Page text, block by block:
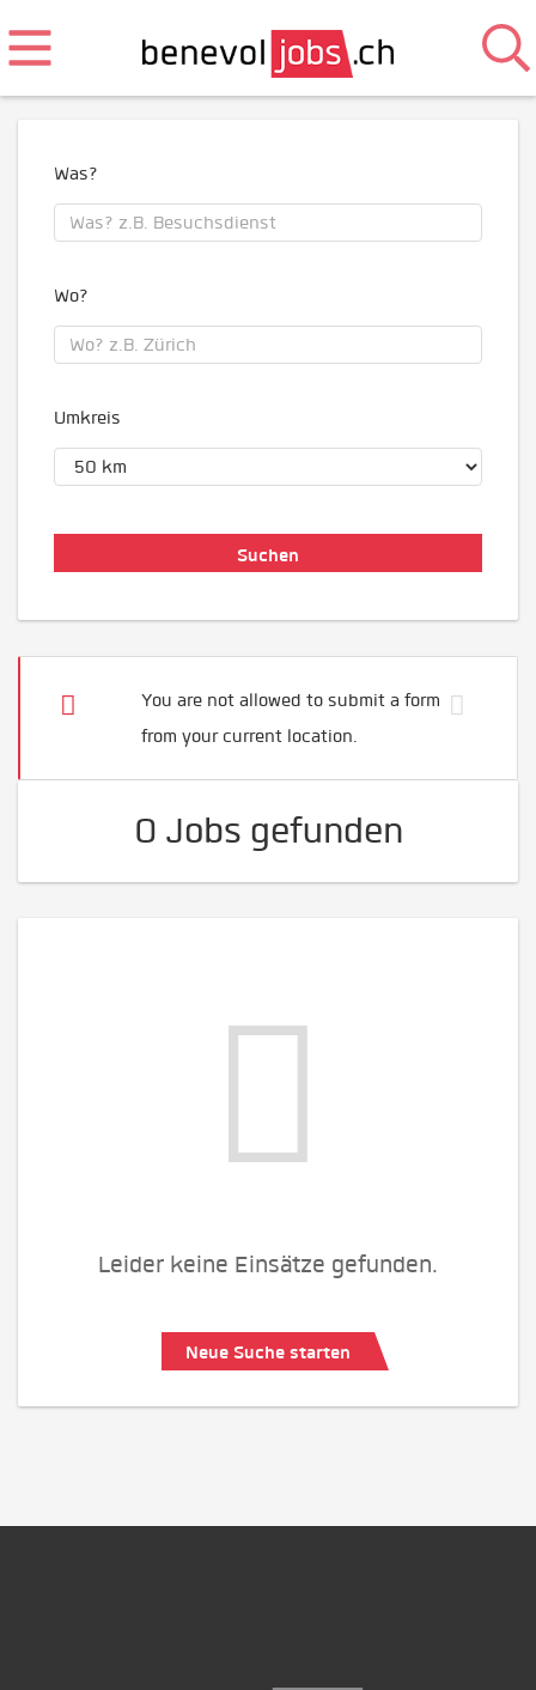
Was?
Wo?
Umkreis
You are not allowed to submit a form
from your current location.
0 Jobs gefunden
Leider keine Einsätze gefunden.
Neue Suche starten